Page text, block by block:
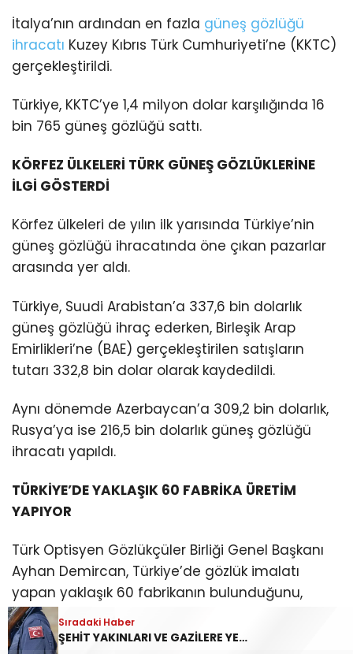
İtalya’nın ardından en fazla güneş gözlüğü
ihracatı Kuzey Kıbrıs Türk Cumhuriyeti’ne (KKTC)
gerçekleştirildi.
Türkiye, KKTC’ye 1,4 milyon dolar karşılığında 16
bin 765 güneş gözlüğü sattı.
KÖRFEZ ÜLKELERİ TÜRK GÜNEŞ GÖZLÜKLERİNE
İLGİ GÖSTERDİ
Körfez ülkeleri de yılın ilk yarısında Türkiye’nin
güneş gözlüğü ihracatında öne çıkan pazarlar
arasında yer aldı.
Türkiye, Suudi Arabistan’a 337,6 bin dolarlık
güneş gözlüğü ihraç ederken, Birleşik Arap
Emirlikleri’ne (BAE) gerçekleştirilen satışların
tutarı 332,8 bin dolar olarak kaydedildi.
Aynı dönemde Azerbaycan’a 309,2 bin dolarlık,
Rusya’ya ise 216,5 bin dolarlık güneş gözlüğü
ihracatı yapıldı.
TÜRKİYE’DE YAKLAŞIK 60 FABRİKA ÜRETİM
YAPIYOR
Türk Optisyen Gözlükçüler Birliği Genel Başkanı
Ayhan Demircan, Türkiye’de gözlük imalatı
yapan yaklaşık 60 fabrikanın bulunduğunu,
bunlardan 45’inin nitelikli üretim
gerçekleştirdiğini söyledi.
Sıradaki Haber
ŞEHİT YAKINLARI VE GAZİLERE YENİ HAK! Teklif TBMM komisyonunda kabul edildi